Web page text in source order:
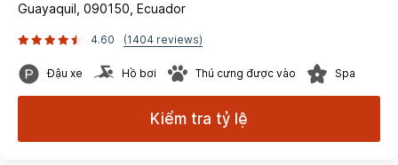
Guayaquil, 090150, Ecuador
4.60 (1404 reviews)
Đậu xe Hồ bơi Thú cưng được vào Spa
Kiểm tra tỷ lệ